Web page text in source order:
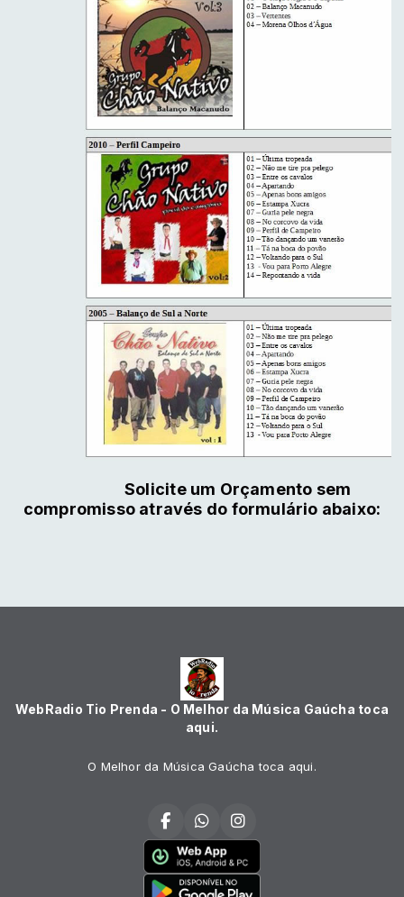
Solicite um Orçamento sem
compromisso através do formulário abaixo:
WebRadio Tio Prenda - O Melhor da Música Gaúcha toca
aqui.
O Melhor da Música Gaúcha toca aqui.